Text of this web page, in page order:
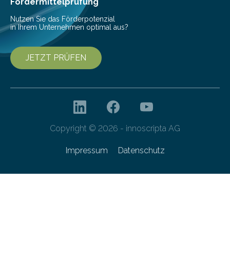
Nutzen Sie das Förderpotenzial
in Ihrem Unternehmen optimal aus?
JETZT PRÜFEN
Copyright © 2026 - innoscripta AG
Impressum Datenschutz